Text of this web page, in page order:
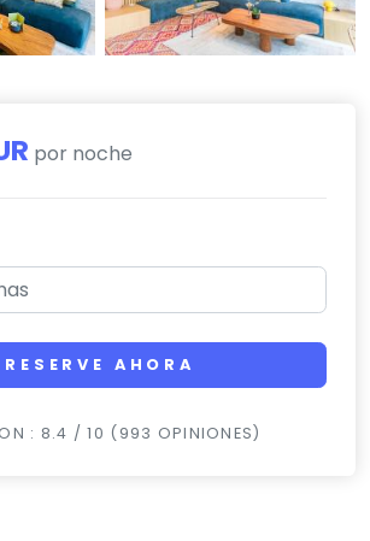
por noche
RESERVE AHORA
: 8.4 / 10 (993 OPINIONES)